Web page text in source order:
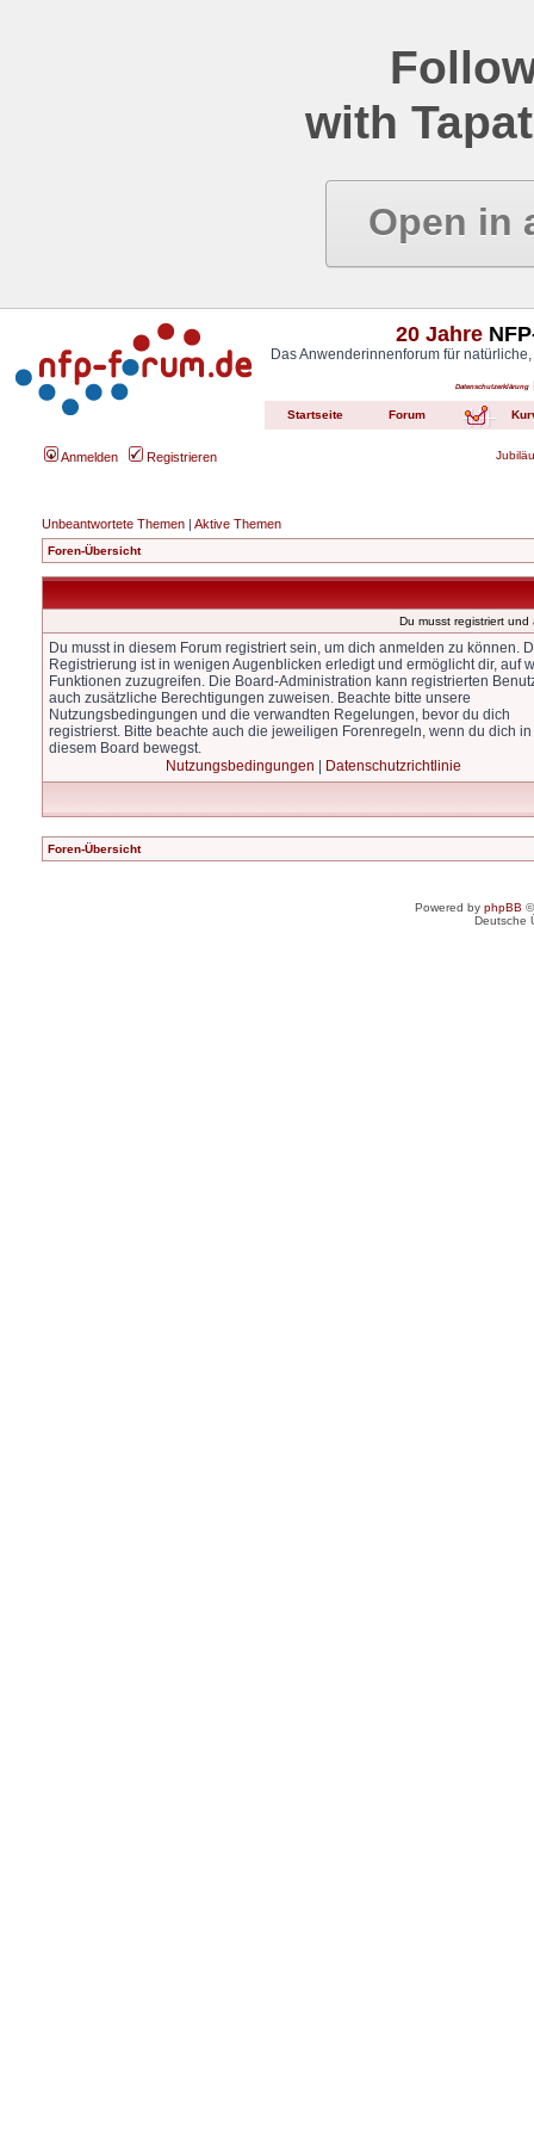
with
Open in
20 Jahre
Das Anwenderinnenforum für
Datenschutzerklärung
Startseite Forum
Anmelden Registrieren
Unbeantwortete Themen | Aktive Themen
Foren-Übersicht
Du musst registriert
Du musst in diesem Forum registriert sein, um dich anmelden zu können.
Registrierung ist in wenigen Augenblicken erledigt und ermöglicht dir, auf
Funktionen zuzugreifen. Die Board-Administration kann registrierten
auch zusätzliche Berechtigungen zuweisen. Beachte bitte unsere
Nutzungsbedingungen und die verwandten Regelungen, bevor du dich
registrierst. Bitte beachte auch die jeweiligen Forenregeln, wenn du dich in
diesem Board bewegst.
Nutzungsbedingungen
Datenschutzrichtlinie
Foren-Übersicht
Powered by phpBB
Deutsche